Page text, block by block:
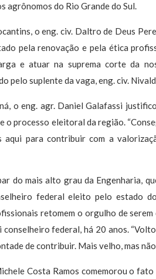
agrônomos do Rio Grande do Sul.
o eng. civ. Daltro de Deus
pela renovação e pela ética
e atuar na suprema corte da
pelo suplente da vaga, eng. civ.
o eng. agr. Daniel Galafassi
o processo eleitoral da região.
aqui para contribuir com a
do mais alto grau da Engenharia,
federal eleito pelo estado
retomem o orgulho de
federal, há 20 anos.
de contribuir. Mais velho, mas
Costa Ramos comemorou o